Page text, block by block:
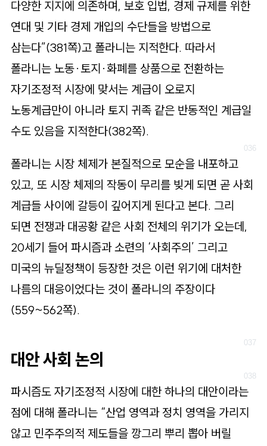
다양한 지지에 의존하며, 보호 입법, 경제 규제를 위한
연대 및 기타 경제 개입의 수단들을 방법으로
삼는다”(381쪽)고 폴라니는 지적한다. 따라서
폴라니는 노동·토지·화폐를 상품으로 전환하는
자기조정적 시장에 맞서는 계급이 오로지
노동계급만이 아니라 토지 귀족 같은 반동적인 계급일
수도 있음을 지적한다(382쪽).
폴라니는 시장 체제가 본질적으로 모순을 내포하고
있고, 또 시장 체제의 작동이 무리를 빚게 되면 곧 사회
계급들 사이에 갈등이 깊어지게 된다고 본다. 그리
되면 전쟁과 대공황 같은 사회 전체의 위기가 오는데,
20세기 들어 파시즘과 소련의 ‘사회주의’ 그리고
미국의 뉴딜정책이 등장한 것은 이런 위기에 대처한
나름의 대응이었다는 것이 폴라니의 주장이다
(559~562쪽).
대안 사회 논의
파시즘도 자기조정적 시장에 대한 하나의 대안이라는
점에 대해 폴라니는 “산업 영역과 정치 영역을 가리지
않고 민주주의적 제도들을 깡그리 뿌리 뽑아 버릴